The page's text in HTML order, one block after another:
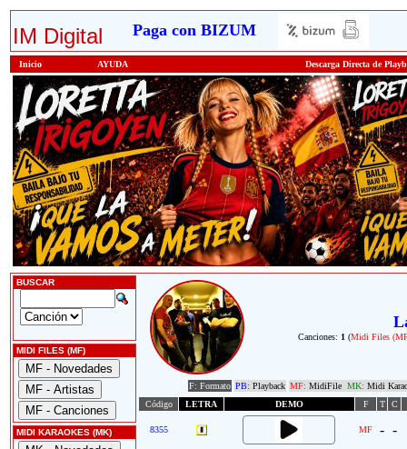
IM Digital Paga con BIZUM
Inicio AYUDA Descarga Directa de
BUSCAR
MIDI FILES (MF)
MIDI KARAOKES (MK)
Canciones: 1 (Midi Files
F: Formato PB: Playback MF: MidiFile MK: Midi
Código
LETRA DEMO F T C
8355 MF - -